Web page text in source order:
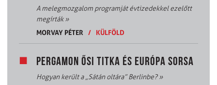
A melegmozgalom programját évtizedekkel ezelőtt
megírták»
MORVAY PÉTER
/ KÜLFÖLD
PERGAMON ŐSI TITKA ÉS EURÓPA SORSA
Hogyan került a „Sátán oltára” Berlinbe?»